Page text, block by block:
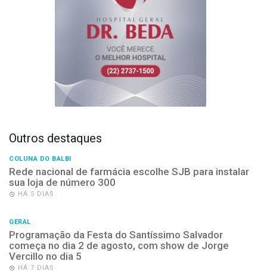
Outros destaques
COLUNA DO BALBI
Rede nacional de farmácia escolhe SJB para instalar
sua loja de número 300
HÁ 5 DIAS
GERAL
Programação da Festa do Santíssimo Salvador
começa no dia 2 de agosto, com show de Jorge
Vercillo no dia 5
HÁ 7 DIAS